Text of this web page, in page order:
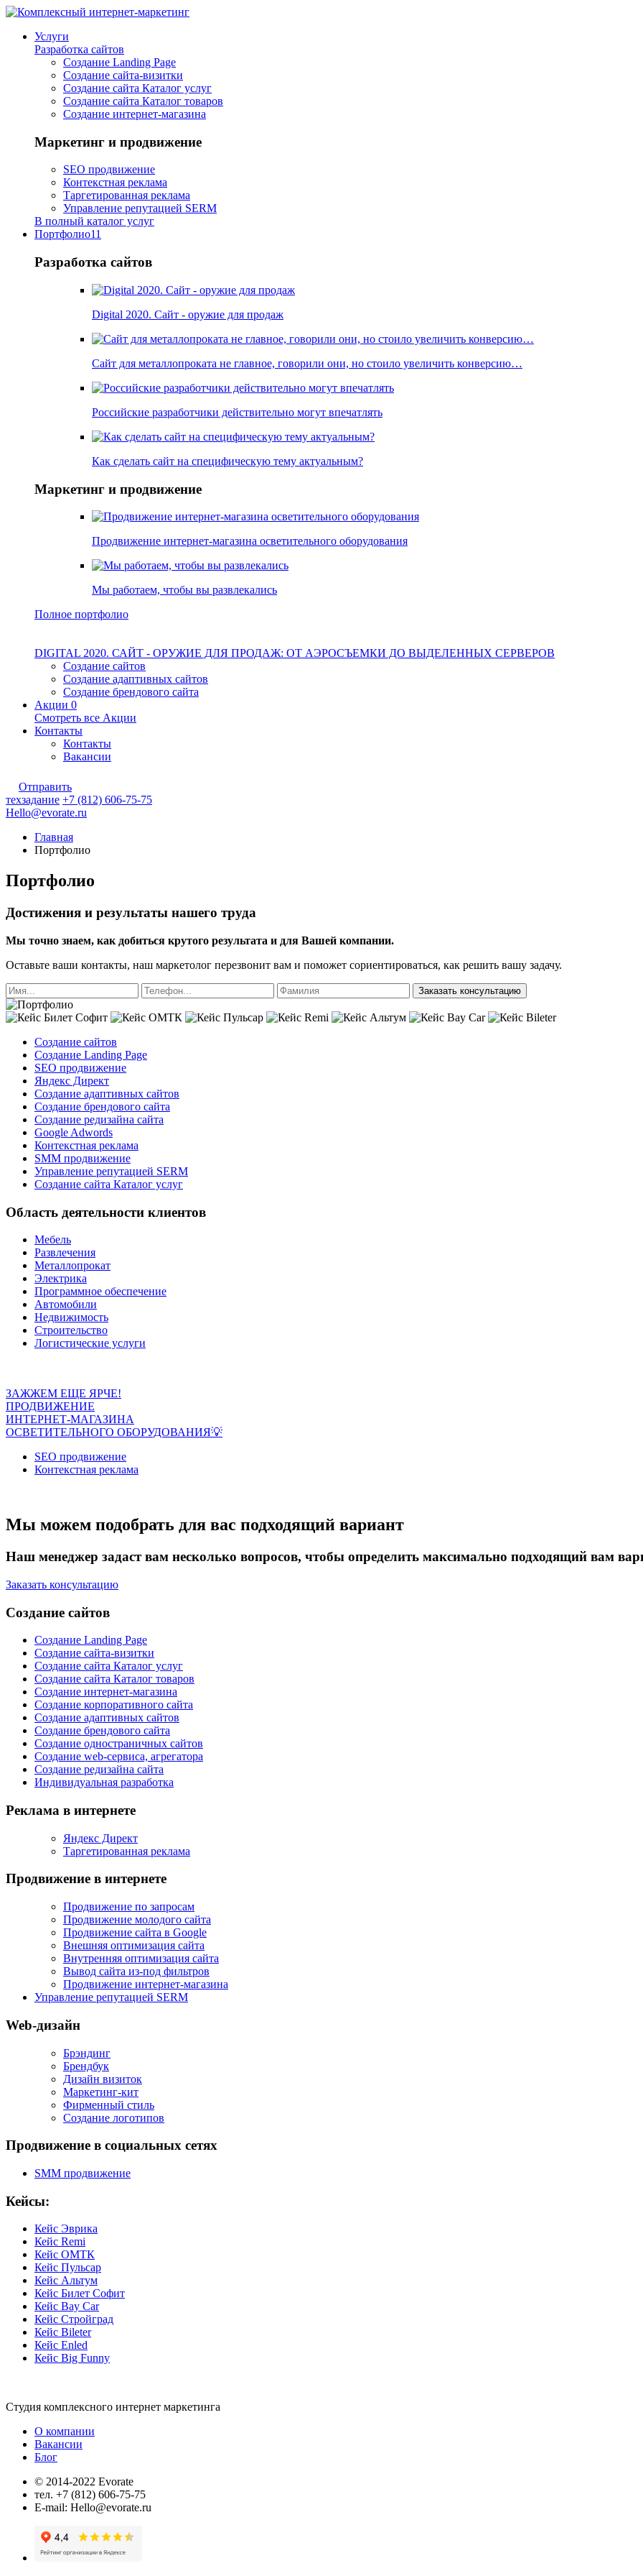
Услуги
Разработка сайтов
Создание Landing Page
Создание сайта-визитки
Создание сайта Каталог услуг
Создание сайта Каталог товаров
Создание интернет-магазина
Маркетинг и продвижение
SEO продвижение
Контекстная реклама
Таргетированная реклама
Управление репутацией SERM
В полный каталог услуг
Портфолио11
Разработка сайтов
Digital 2020. Сайт - оружие для продаж
Сайт для металлопроката не главное, говорили они, но стоило увеличить конверсию…
Российские разработчики действительно могут впечатлять
Как сделать сайт на специфическую тему актуальным?
Маркетинг и продвижение
Продвижение интернет-магазина осветительного оборудования
Мы работаем, чтобы вы развлекались
Полное портфолио
DIGITAL 2020. САЙТ - ОРУЖИЕ ДЛЯ ПРОДАЖ: ОТ АЭРОСЪЕМКИ ДО ВЫДЕЛЕННЫХ СЕРВЕРОВ
Создание сайтов
Создание адаптивных сайтов
Создание брендового сайта
Акции 0
Смотреть все Акции
Контакты
Контакты
Вакансии
Отправить
техзадание +7 (812) 606-75-75
Hello@evorate.ru
Главная
Портфолио
Портфолио
Достижения и результаты нашего труда
Мы точно знаем, как добиться крутого результата и для Вашей компании.
Оставьте ваши контакты, наш маркетолог перезвонит вам и поможет сориентироваться, как решить вашу задачу.
Заказать консультацию
Создание сайтов
Создание Landing Page
SEO продвижение
Яндекс Директ
Создание адаптивных сайтов
Создание брендового сайта
Создание редизайна сайта
Google Adwords
Контекстная реклама
SMM продвижение
Управление репутацией SERM
Создание сайта Каталог услуг
Область деятельности клиентов
Мебель
Развлечения
Металлопрокат
Электрика
Программное обеспечение
Автомобили
Недвижимость
Строительство
Логистические услуги
ЗАЖЖЕМ ЕЩЕ ЯРЧЕ!
ПРОДВИЖЕНИЕ
ИНТЕРНЕТ-МАГАЗИНА
ОСВЕТИТЕЛЬНОГО ОБОРУДОВАНИЯ💡
SEO продвижение
Контекстная реклама
Мы можем подобрать для вас подходящий вариант
Наш менеджер задаст вам несколько вопросов, чтобы определить максимально подходящий вам
Заказать консультацию
Создание сайтов
Создание Landing Page
Создание сайта-визитки
Создание сайта Каталог услуг
Создание сайта Каталог товаров
Создание интернет-магазина
Создание корпоративного сайта
Создание адаптивных сайтов
Создание брендового сайта
Создание одностраничных сайтов
Создание web-сервиса, агрегатора
Создание редизайна сайта
Индивидуальная разработка
Реклама в интернете
Яндекс Директ
Таргетированная реклама
Продвижение в интернете
Продвижение по запросам
Продвижение молодого сайта
Продвижение сайта в Google
Внешняя оптимизация сайта
Внутренняя оптимизация сайта
Вывод сайта из-под фильтров
Продвижение интернет-магазина
Управление репутацией SERM
Web-дизайн
Брэндинг
Брендбук
Дизайн визиток
Маркетинг-кит
Фирменный стиль
Создание логотипов
Продвижение в социальных сетях
SMM продвижение
Кейсы:
Кейс Эврика
Кейс Remi
Кейс ОМТК
Кейс Пульсар
Кейс Альтум
Кейс Билет Софит
Кейс Bay Car
Кейс Стройград
Кейс Bileter
Кейс Enled
Кейс Big Funny
Студия комплексного интернет маркетинга
О компании
Вакансии
Блог
© 2014-2022 Evorate
тел. +7 (812) 606-75-75
E-mail: Hello@evorate.ru